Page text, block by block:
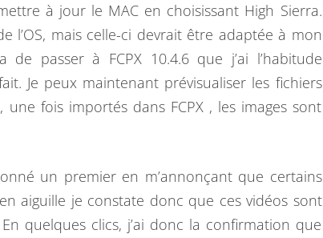
O
B
L
È
M
E
à jour le MAC en choisissant High Sierra.
l’OS, mais celle-ci devrait être adaptée à mon
passer à FCPX 10.4.6 que j’ai l’habitude
Je peux maintenant prévisualiser les fichiers
fois importés dans FCPX , les images sont
un premier en m’annonçant que certains
aiguille je constate donc que ces vidéos sont
quelques clics, j’ai donc la confirmation que